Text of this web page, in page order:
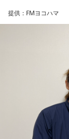
提供：FMヨコハマ